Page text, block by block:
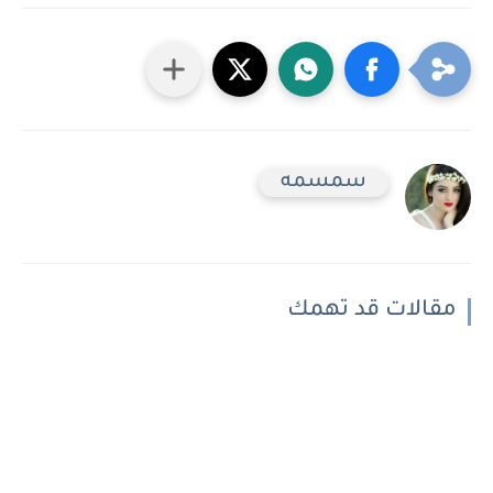
سمسمه
مقالات قد تهمك